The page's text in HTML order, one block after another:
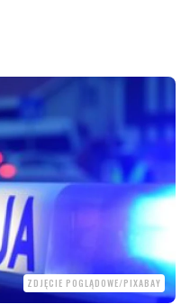
ZDJĘCIE POGLĄDOWE/PIXABAY